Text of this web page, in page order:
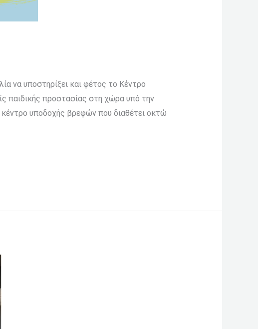
να υποστηρίξει και φέτος το Κέντρο
παιδικής προστασίας στη χώρα υπό την
κέντρο υποδοχής βρεφών που διαθέτει οκτώ